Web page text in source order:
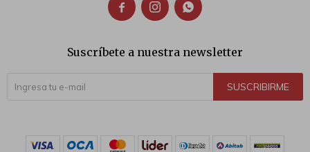
  
Suscríbete a nuestra newsletter
SUSCRIBIRME